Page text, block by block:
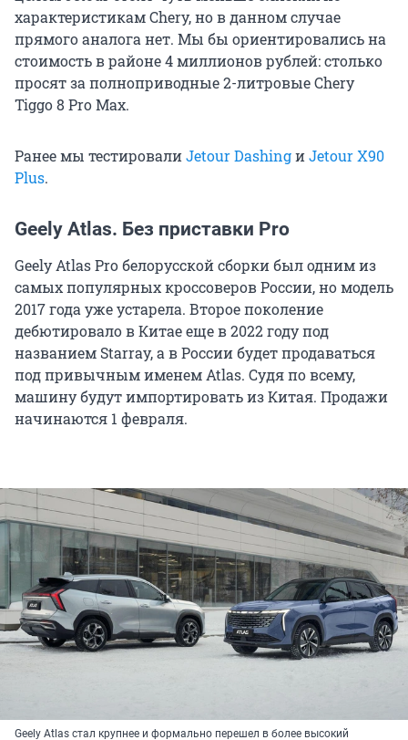
характеристикам Chery, но в данном случае
прямого аналога нет. Мы бы ориентировались на
стоимость в районе 4 миллионов рублей: столько
просят за полноприводные 2-литровые Chery
Tiggo 8 Pro Max.
Ранее мы тестировалиJetour DashingиJetour X90
Plus.
Geely Atlas. Без приставки Pro
Geely Atlas Pro белорусской сборки был одним из
самых популярных кроссоверов России, но модель
2017 года уже устарела. Второе поколение
дебютировало в Китае еще в 2022 году под
названием Starray, а в России будет продаваться
под привычным именем Atlas. Судя по всему,
машину будут импортировать из Китая. Продажи
начинаются 1 февраля.
Geely Atlas стал крупнее и формально перешел в более высокий